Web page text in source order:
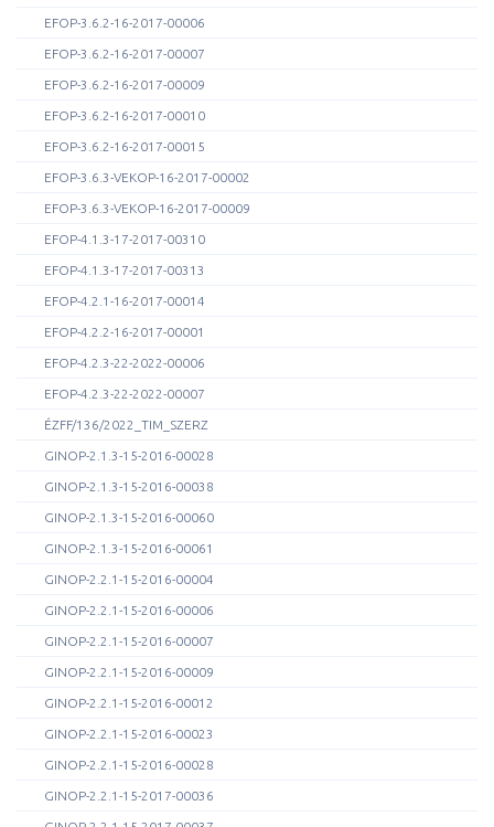
EFOP-3.6.2-16-2017-00006
EFOP-3.6.2-16-2017-00007
EFOP-3.6.2-16-2017-00009
EFOP-3.6.2-16-2017-00010
EFOP-3.6.2-16-2017-00015
EFOP-3.6.3-VEKOP-16-2017-00002
EFOP-3.6.3-VEKOP-16-2017-00009
EFOP-4.1.3-17-2017-00310
EFOP-4.1.3-17-2017-00313
EFOP-4.2.1-16-2017-00014
EFOP-4.2.2-16-2017-00001
EFOP-4.2.3-22-2022-00006
EFOP-4.2.3-22-2022-00007
ÉZFF/136/2022_TIM_SZERZ
GINOP-2.1.3-15-2016-00028
GINOP-2.1.3-15-2016-00038
GINOP-2.1.3-15-2016-00060
GINOP-2.1.3-15-2016-00061
GINOP-2.2.1-15-2016-00004
GINOP-2.2.1-15-2016-00006
GINOP-2.2.1-15-2016-00007
GINOP-2.2.1-15-2016-00009
GINOP-2.2.1-15-2016-00012
GINOP-2.2.1-15-2016-00023
GINOP-2.2.1-15-2016-00028
GINOP-2.2.1-15-2017-00036